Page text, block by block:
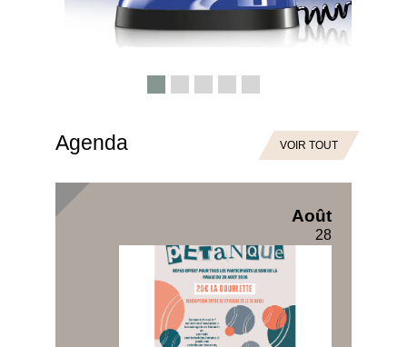
Agenda VOIR TOUT
today
Août
28